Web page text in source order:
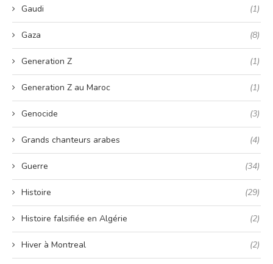
Gaudi (1)
Gaza (8)
Generation Z (1)
Generation Z au Maroc (1)
Genocide (3)
Grands chanteurs arabes (4)
Guerre (34)
Histoire (29)
Histoire falsifiée en Algérie (2)
Hiver à Montreal (2)